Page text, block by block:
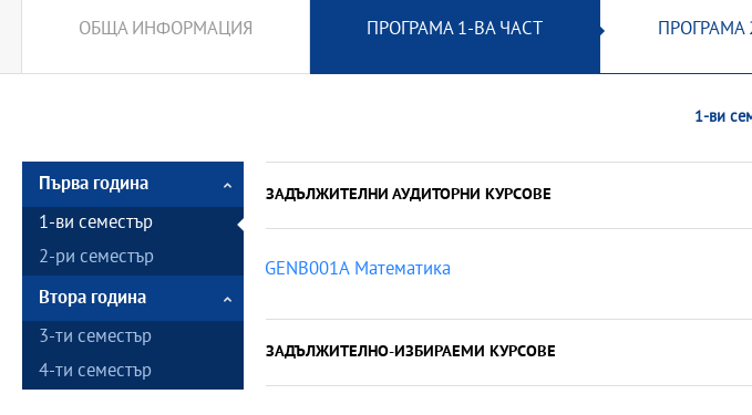
ОБЩА ИНФОРМАЦИЯ ПРОГРАМА 1-ВА ЧАСТ ПРОГРАМА
1-ви
Първа година
1-ви семестър
2-ри семестър
Втора година
3-ти семестър
4-ти семестър
ЗАДЪЛЖИТЕЛНИ АУДИТОРНИ КУРСОВЕ
GENB001A Математика
ЗАДЪЛЖИТЕЛНО-ИЗБИРАЕМИ КУРСОВЕ